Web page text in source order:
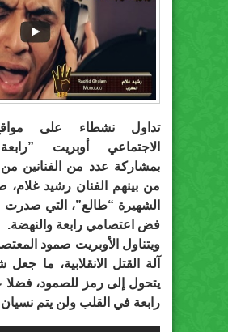
تداول نشطاء على
الاجتماعي أوبريت
بمشاركة عدد من الفنانين من
من بينهم الفنان رشيد غلام،
الشهيرة “طالع”، التي
فض اعتصامي رابعة والنهضة.
ويتناول الأوبريت صمود
آلة القتل الانقلابية، ما جعل
يتحول إلى رمز للصمود، فضلا
رابعة في القلب ولن يتم نسيان